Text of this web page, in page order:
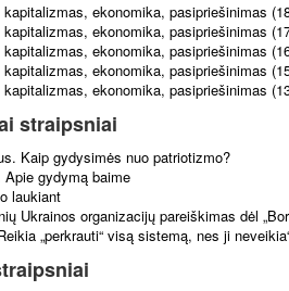
ekonomika, pasipriešinimas
ekonomika, pasipriešinimas
ekonomika, pasipriešinimas
ekonomika, pasipriešinimas
ekonomika, pasipriešinimas
straipsniai
Kaip gydysimės nuo patriotizmo?
gydymą baime
laukiant
Ukrainos organizacijų pareiškimas dėl
„perkrauti“ visą sistemą, nes ji